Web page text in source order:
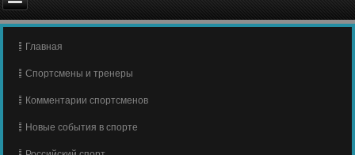
Главная
Спортсмены и тренеры
Комментарии спортсменов
Новые события в спорте